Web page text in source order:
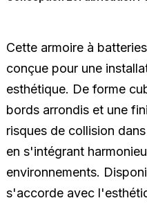
Cette armoire à
conçue pour une
esthétique. De forme
bords arrondis et une
risques de collision
en s'intégrant
environnements.
s'accorde avec